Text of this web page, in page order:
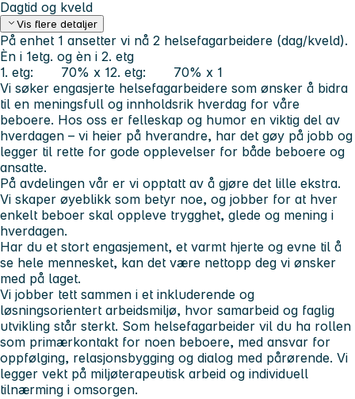
Dagtid og kveld
Vis flere detaljer
På enhet 1 ansetter vi nå 2 helsefagarbeidere (dag/kveld).
Èn i 1etg. og èn i 2. etg
1. etg: 70% x 12. etg: 70% x 1
Vi søker engasjerte helsefagarbeidere som ønsker å bidra
til en meningsfull og innholdsrik hverdag for våre
beboere. Hos oss er felleskap og humor en viktig del av
hverdagen – vi heier på hverandre, har det gøy på jobb og
legger til rette for gode opplevelser for både beboere og
ansatte.
På avdelingen vår er vi opptatt av å gjøre det lille ekstra.
Vi skaper øyeblikk som betyr noe, og jobber for at hver
enkelt beboer skal oppleve trygghet, glede og mening i
hverdagen.
Har du et stort engasjement, et varmt hjerte og evne til å
se hele mennesket, kan det være nettopp deg vi ønsker
med på laget.
Vi jobber tett sammen i et inkluderende og
løsningsorientert arbeidsmiljø, hvor samarbeid og faglig
utvikling står sterkt. Som helsefagarbeider vil du ha rollen
som primærkontakt for noen beboere, med ansvar for
oppfølging, relasjonsbygging og dialog med pårørende. Vi
legger vekt på miljøterapeutisk arbeid og individuell
tilnærming i omsorgen.